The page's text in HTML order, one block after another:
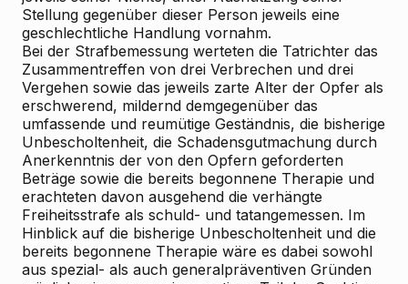
Stellung gegenüber dieser Person jeweils eine
geschlechtliche Handlung vornahm.
Bei der Strafbemessung werteten die Tatrichter das
Zusammentreffen von drei Verbrechen und drei
Vergehen sowie das jeweils zarte Alter der Opfer als
erschwerend, mildernd demgegenüber das
umfassende und reumütige Geständnis, die bisherige
Unbescholtenheit, die Schadensgutmachung durch
Anerkenntnis der von den Opfern geforderten
Beträge sowie die bereits begonnene Therapie und
erachteten davon ausgehend die verhängte
Freiheitsstrafe als schuld- und tatangemessen. Im
Hinblick auf die bisherige Unbescholtenheit und die
bereits begonnene Therapie wäre es dabei sowohl
aus spezial- als auch generalpräventiven Gründen